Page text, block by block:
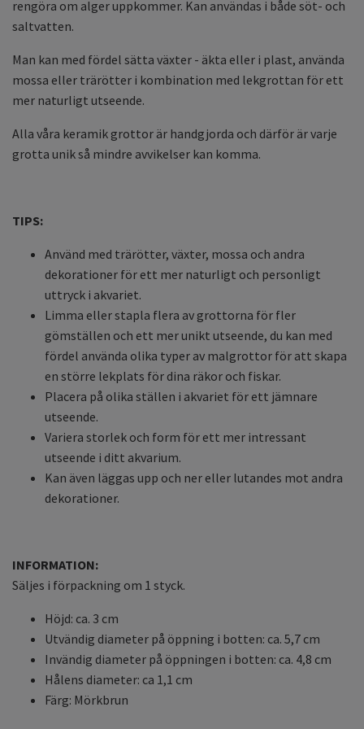
rengöra om alger uppkommer. Kan användas i både söt- och
saltvatten.
Man kan med fördel sätta växter - äkta eller i plast, använda
mossa eller trärötter i kombination med lekgrottan för ett
mer naturligt utseende.
Alla våra keramik grottor är handgjorda och därför är varje
grotta unik så mindre avvikelser kan komma.
TIPS:
Använd med trärötter, växter, mossa och andra
dekorationer för ett mer naturligt och personligt
uttryck i akvariet.
Limma eller stapla flera av grottorna för fler
gömställen och ett mer unikt utseende, du kan med
fördel använda olika typer av malgrottor för att skapa
en större lekplats för dina räkor och fiskar.
Placera på olika ställen i akvariet för ett jämnare
utseende.
Variera storlek och form för ett mer intressant
utseende i ditt akvarium.
Kan även läggas upp och ner eller lutandes mot andra
dekorationer.
INFORMATION:
Säljes i förpackning om 1 styck.
Höjd: ca. 3 cm
Utvändig diameter på öppning i botten: ca. 5,7 cm
Invändig diameter på öppningen i botten: ca. 4,8 cm
Hålens diameter: ca 1,1 cm
Färg: Mörkbrun